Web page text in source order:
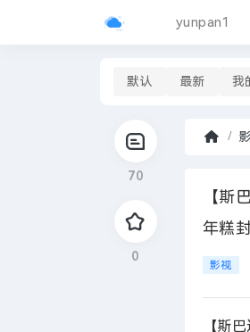
yunpan1
默认 最新 我
70
0
页
【斯
年糕
影视
【斯